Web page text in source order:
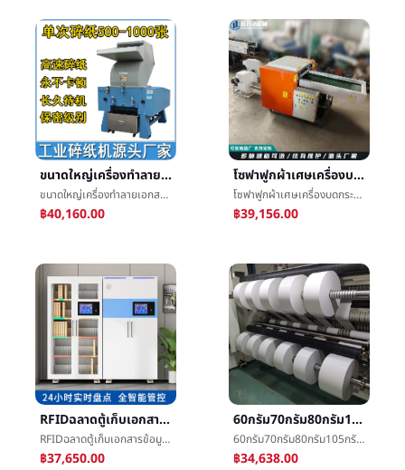
ขนาดใหญ่เครื่องทำลายเอกสารโรงงานเกรดอุตสาหกรรมกำลังไฟสูงเศษกระดาษไฟล์ใบเสร็จรับเงินทำลายความลับชั้นอัตโนมัติเครื่องทำลายเอกสาร
ขนาดใหญ่เครื่องทำลายเอกสารโรงงานเกรดอุตสาหกรรมกำลังไฟสูงเศษกระดาษไฟล์ใบเสร็จรับเงินทำลายความลับชั้นอัตโนมัติเครื่องทำลายเอกสาร
฿40,160.00
โซฟาฟูกผ้าเศษเครื่องบดกระดาษหนังสือไฟล์เครื่องทำลายเอกสารไนลอนPETเยื่อหุ้มเซลล์คั้น
โซฟาฟูกผ้าเศษเครื่องบดกระดาษหนังสือไฟล์เครื่องทำลายเอกสารไนลอนPETเยื่อหุ้มเซลล์คั้น
฿39,156.00
RFIDฉลาดตู้เก็บเอกสารข้อมูลกล่องค้นหาคณะรัฐมนตรีไฟล์ไฟล์ความฉลาดห้องเก็บของการจัดการตนเองยืมด้วยคณะรัฐมนตรีโรงงาน
RFIDฉลาดตู้เก็บเอกสารข้อมูลกล่องค้นหาคณะรัฐมนตรีไฟล์ไฟล์ความฉลาดห้องเก็บของการจัดการตนเองยืมด้วยคณะรัฐมนตรีโรงงาน
฿37,650.00
60กรัม70กรัม80กรัม105กรัมกระดาษเคลือบเคว้งกระดาษทุกชนิดกระดาษการย้อนกลับตัด
60กรัม70กรัม80กรัม105กรัมกระดาษเคลือบเคว้งกระดาษทุกชนิดกระดาษการย้อนกลับตัด
฿34,638.00